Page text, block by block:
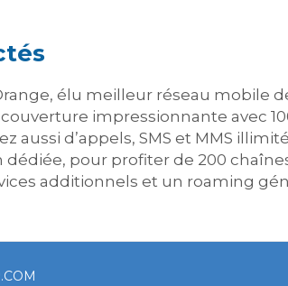
élu meilleur réseau mobile
impressionnante avec
aussi d’appels, SMS et MMS
dédiée, pour profiter de 200
additionnels et un roaming